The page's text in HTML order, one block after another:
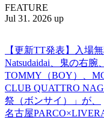
FEATURE
Jul 31. 2026 up
【更新TT発表】入場
Natsudaidai、鬼の右腕
TOMMY（BOY）、
CLUB QUATTRO
祭（ボンサイ）」が、
名古屋